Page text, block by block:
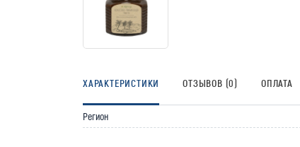
ХАРАКТЕРИСТИКИ ОТЗЫВОВ (0) ОПЛАТА
Регион